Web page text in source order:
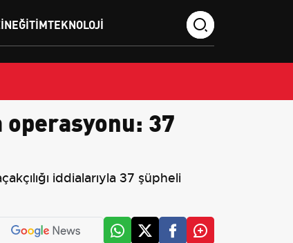
EĞITIMTEKNOLOJI
37
iddialarıyla 37 şüpheli